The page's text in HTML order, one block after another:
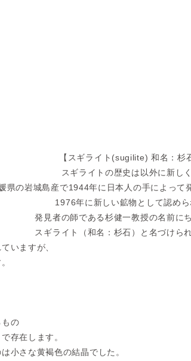
【スギライト(sugilite) 和名：杉
スギライトの歴史は以外に新しく
県の岩城島産で1944年に日本人の手によって
1976年に新しい鉱物として認めら
発見者の師である杉健一教授の名前に
スギライト（和名：杉石）と名づけら
いますが、
の
存在します。
小さな黄褐色の結晶でした。